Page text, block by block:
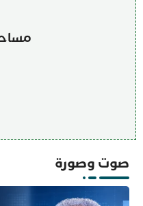
صوت وصورة